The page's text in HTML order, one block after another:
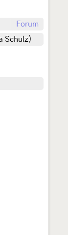
Forum
Schulz)